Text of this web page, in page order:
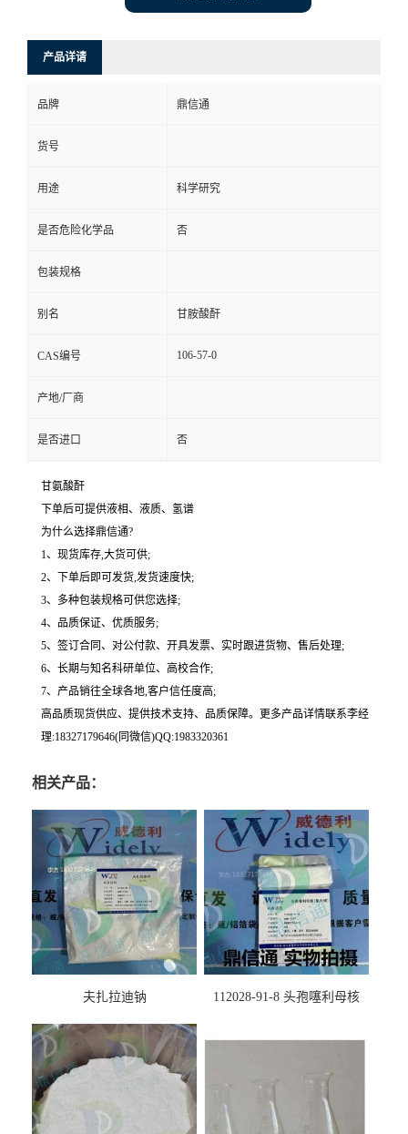
产品详请
品牌 鼎信通
货号
用途 科学研究
是否危险化学品 否
包装规格
别名 甘胺酸酐
CAS编号 106-57-0
产地/厂商
是否进口 否
甘氨酸酐
下单后可提供液相、液质、氢谱
为什么选择鼎信通?
1、现货库存,大货可供;
2、下单后即可发货,发货速度快;
3、多种包装规格可供您选择;
4、品质保证、优质服务;
5、签订合同、对公付款、开具发票、实时跟进货物、售后处理;
6、长期与知名科研单位、高校合作;
7、产品销往全球各地,客户信任度高;
高品质现货供应、提供技术支持、品质保障。更多产品详情联系李经
理:18327179646(同微信)QQ:1983320361
相关产品：
夫扎拉迪钠
112028-91-8 头孢噻利母核